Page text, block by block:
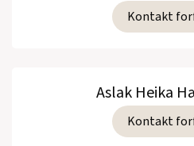
Kontakt
Aslak Heika
Kontakt